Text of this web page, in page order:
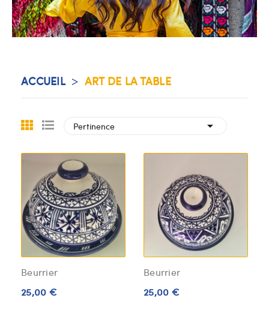
ACCUEIL ART DE LA TABLE
Pertinence 
Beurrier
25,00 €
Beurrier
25,00 €